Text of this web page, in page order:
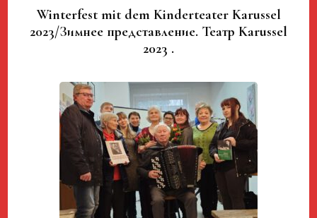
Winterfest mit dem Kinderteater Karussel
2023/Зимнее представление. Театр Karussel
2023 .